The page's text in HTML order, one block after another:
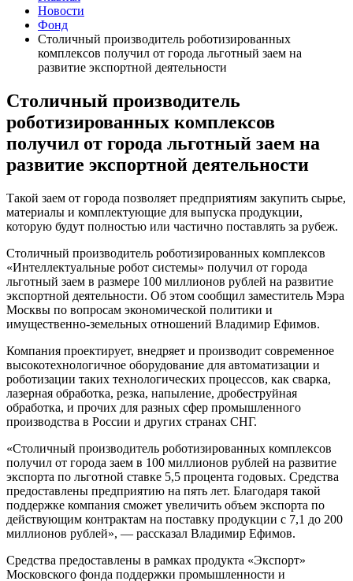
Новости
Фонд
Столичный производитель роботизированных
комплексов получил от города льготный заем на
развитие экспортной деятельности
Столичный производитель
роботизированных комплексов
получил от города льготный заем на
развитие экспортной деятельности
Такой заем от города позволяет предприятиям закупить сырье,
материалы и комплектующие для выпуска продукции,
которую будут полностью или частично поставлять за рубеж.
Столичный производитель роботизированных комплексов
«Интеллектуальные робот системы» получил от города
льготный заем в размере 100 миллионов рублей на развитие
экспортной деятельности. Об этом сообщил заместитель Мэра
Москвы по вопросам экономической политики и
имущественно-земельных отношений Владимир Ефимов.
Компания проектирует, внедряет и производит современное
высокотехнологичное оборудование для автоматизации и
роботизации таких технологических процессов, как сварка,
лазерная обработка, резка, напыление, дробеструйная
обработка, и прочих для разных сфер промышленного
производства в России и других странах СНГ.
«Столичный производитель роботизированных комплексов
получил от города заем в 100 миллионов рублей на развитие
экспорта по льготной ставке 5,5 процента годовых. Средства
предоставлены предприятию на пять лет. Благодаря такой
поддержке компания сможет увеличить объем экспорта по
действующим контрактам на поставку продукции с 7,1 до 200
миллионов рублей», — рассказал Владимир Ефимов.
Средства предоставлены в рамках продукта «Экспорт»
Московского фонда поддержки промышленности и